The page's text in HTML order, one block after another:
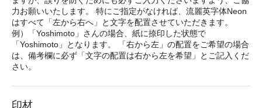
力お願いいたします。 特にご指定がなければ、流麗英字体Neon
はすべて「左から右へ」と文字を配置させていただきます。
例）「Yoshimoto」さんの場合、紙に捺印した状態で
「Yoshimoto」となります。 「右から左」の配置をご希望の場合
は、備考欄に必ず「文字の配置は右から左を希望」とご記入くだ
さい。
印材